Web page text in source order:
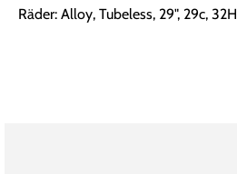
Räder: Alloy, Tubeless, 29", 29c, 32H